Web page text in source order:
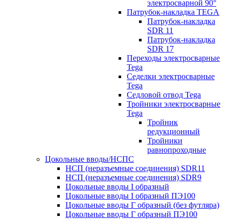
электросварной 90°
Патрубок-накладка TEGA
Патрубок-накладка
SDR 11
Патрубок-накладка
SDR 17
Переходы электросварные
Tega
Седелки электросварные
Tega
Седловой отвод Tega
Тройники электросварные
Tega
Тройник
редукционный
Тройники
равнопроходные
Цокольные вводы/НСПС
НСП (неразъемные соединения) SDR11
НСП (неразъемные соединения) SDR9
Цокольные вводы I образный
Цокольные вводы I образный ПЭ100
Цокольные вводы Г образный (без футляра)
Цокольные вводы Г образный ПЭ100